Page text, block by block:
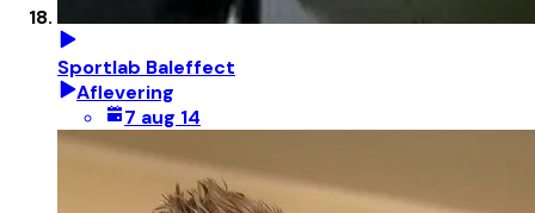
Sportlab Baleffect
Aflevering
7 aug 14